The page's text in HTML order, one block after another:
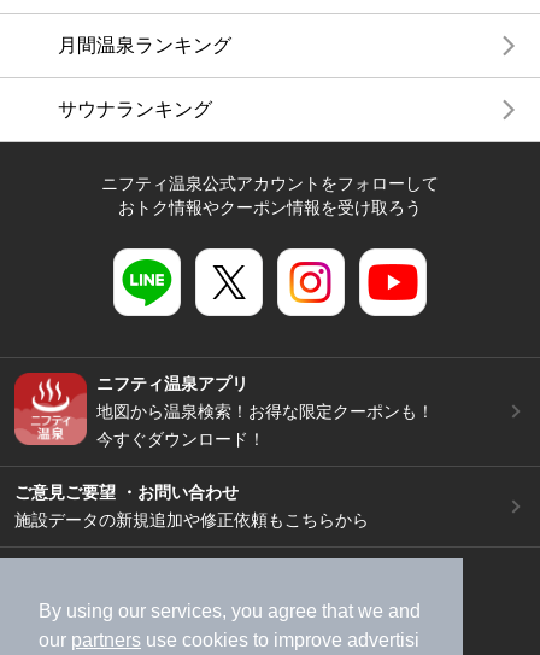
By using our services, you agree that we and
our partners use cookies to improve advertisi
月間温泉ランキング
サウナランキング
ニフティ温泉公式アカウントをフォローして
おトク情報やクーポン情報を受け取ろう
ニフティ温泉アプリ
地図から温泉検索！お得な限定クーポンも！
今すぐダウンロード！
ご意見ご要望 ・お問い合わせ
施設データの新規追加や修正依頼もこちらから
加盟店募集（資料請求）
広告出稿のご案内
利用規約
ライフスタイルMEMBERS+規約